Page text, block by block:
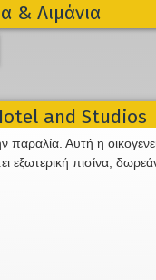
& Λιμάνια
and Studios
Αυτή η
εξωτερική πισίνα,